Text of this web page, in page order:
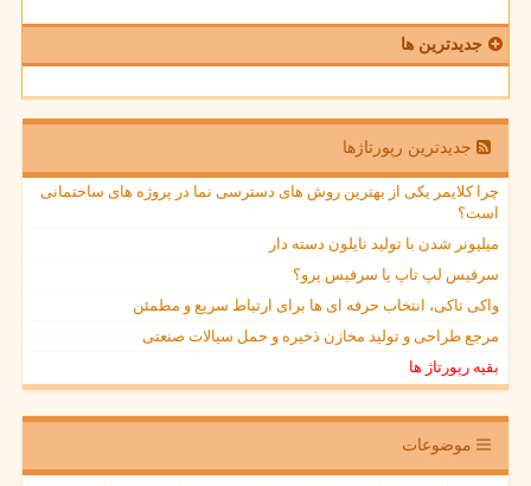
جدیدترین ها
جدیدترین رپورتاژها
چرا کلایمر یکی از بهترین روش های دسترسی نما در پروژه های ساختمانی
است؟
میلیونر شدن با تولید نایلون دسته دار
سرفیس لپ تاپ یا سرفیس پرو؟
واکی تاکی، انتخاب حرفه ای ها برای ارتباط سریع و مطمئن
مرجع طراحی و تولید مخازن ذخیره و حمل سیالات صنعتی
بقیه رپورتاژ ها
موضوعات